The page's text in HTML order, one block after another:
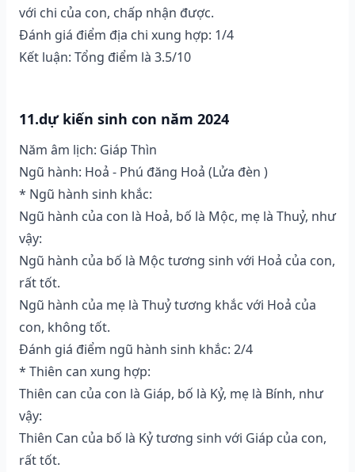
với chi của con, chấp nhận được.
Đánh giá điểm địa chi xung hợp: 1/4
Kết luận: Tổng điểm là 3.5/10
11.dự kiến sinh con năm 2024
Năm âm lịch: Giáp Thìn
Ngũ hành: Hoả - Phú đăng Hoả (Lửa đèn )
* Ngũ hành sinh khắc:
Ngũ hành của con là Hoả, bố là Mộc, mẹ là Thuỷ, như
vậy:
Ngũ hành của bố là Mộc tương sinh với Hoả của con,
rất tốt.
Ngũ hành của mẹ là Thuỷ tương khắc với Hoả của
con, không tốt.
Đánh giá điểm ngũ hành sinh khắc: 2/4
* Thiên can xung hợp:
Thiên can của con là Giáp, bố là Kỷ, mẹ là Bính, như
vậy:
Thiên Can của bố là Kỷ tương sinh với Giáp của con,
rất tốt.